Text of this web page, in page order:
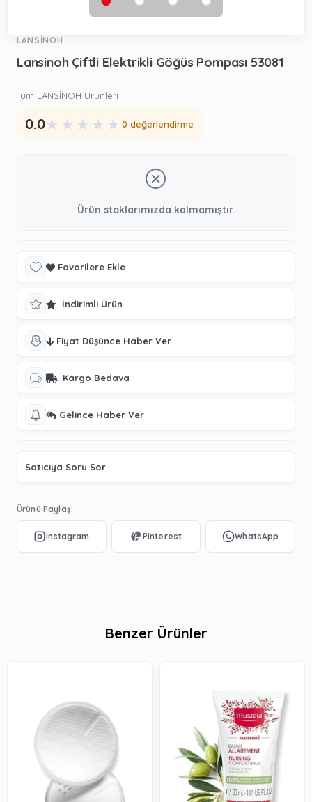
LANSİNOH
Lansinoh Çiftli Elektrikli Göğüs Pompası 53081
Tüm LANSİNOH Ürünleri
0.0★ ★ ★ ★ ★ 0 değerlendirme
Ürün stoklarımızda kalmamıştır.
Favorilere Ekle
İndirimli Ürün
Fiyat Düşünce Haber Ver
Kargo Bedava
Gelince Haber Ver
Satıcıya Soru Sor
Ürünü Paylaş:
Benzer Ürünler